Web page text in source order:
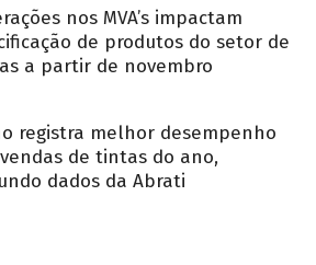
nos MVA’s impactam
de produtos do setor de
a partir de novembro
registra melhor desempenho
de tintas do ano,
dados da Abrati